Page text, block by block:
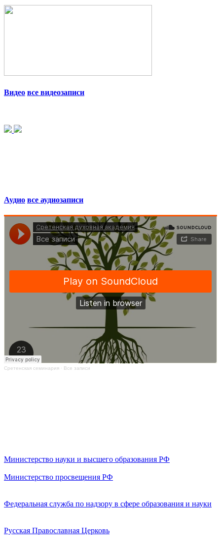
Видео все видеозаписи
Аудио все аудиозаписи
Сретенская семинария · Все записи
Министерство науки и высшего образования РФ
Министерство просвещения РФ
Федеральная служба по надзору в сфере образования и науки
Русская Православная Церковь